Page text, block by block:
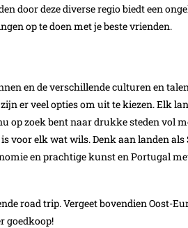
door deze diverse regio biedt een
op te doen met je beste vrienden.
en de verschillende culturen en
er veel opties om uit te kiezen. Elk
op zoek bent naar drukke steden vol
voor elk wat wils. Denk aan landen als
en prachtige kunst en Portugal
road trip. Vergeet bovendien Oost-
goedkoop!